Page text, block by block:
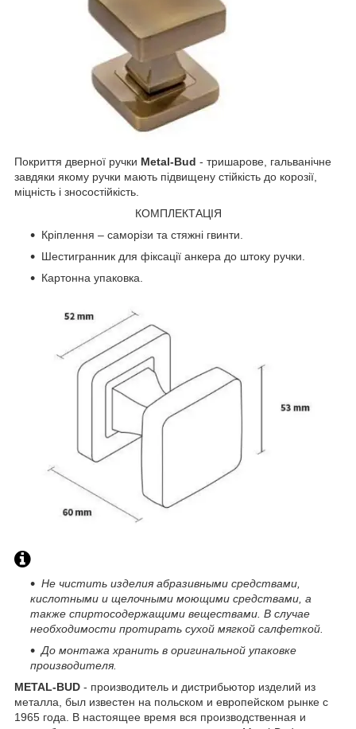
Покриття дверної ручки Metal-Bud - тришарове, гальванічне
завдяки якому ручки мають підвищену стійкість до корозії,
міцність і зносостійкість.
КОМПЛЕКТАЦІЯ
Кріплення – саморізи та стяжні гвинти.
Шестигранник для фіксації анкера до штоку ручки.
Картонна упаковка.
Не чистить изделия абразивными средствами,
кислотными и щелочными моющими средствами, а
также спиртосодержащими веществами. В случае
необходимости протирать сухой мягкой салфеткой.
До монтажа хранить в оригинальной упаковке
производителя.
METAL-BUD - производитель и дистрибьютор изделий из
металла, был известен на польском и европейском рынке с
1965 года. В настоящее время вся производственная и